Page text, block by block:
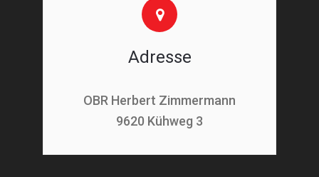
Adresse
OBR Herbert Zimmermann
9620 Kühweg 3